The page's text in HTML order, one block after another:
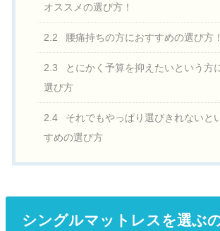
オススメの選び方！
2.2 腰痛持ちの方におすすめの選び方！
2.3
とにかく予算を抑えたいという方
選び方
2.4
それでもやっぱり選びきれないと
すめの選び方
シングルマットレスを選ぶ